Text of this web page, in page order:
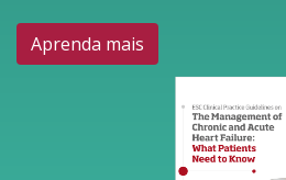
Aprenda mais